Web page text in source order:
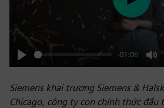
Play
-01:06
Play
Siemens khai trương Siemens &
Chicago, công ty con chính thức đầu